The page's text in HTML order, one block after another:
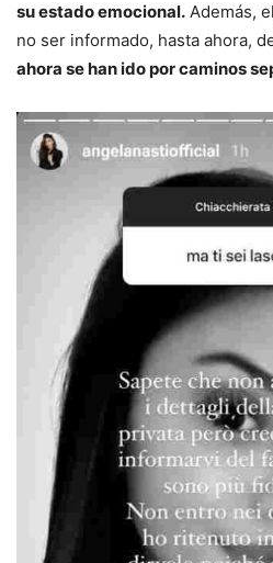
su estado emocional. Además,
no ser informado, hasta ahora,
ahora se han ido por caminos